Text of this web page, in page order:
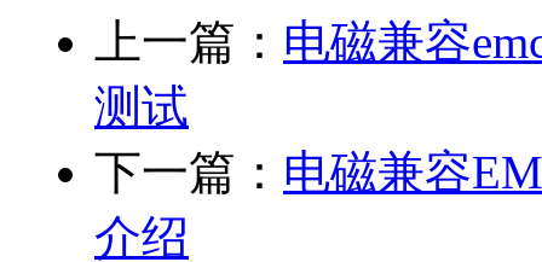
上一篇： 电磁兼容
测试
下一篇： 电磁兼容
介绍